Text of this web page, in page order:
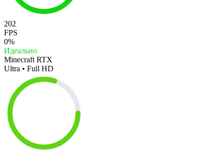
202
FPS
0%
Идеально
Minecraft RTX
Ultra • Full HD